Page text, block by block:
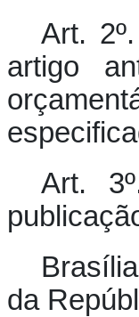
Art. 2º.
artigo
Art.
da